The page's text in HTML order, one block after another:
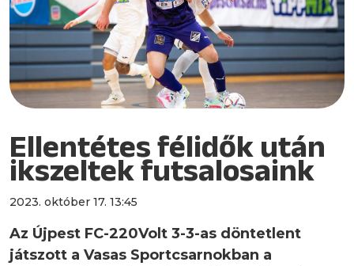
Ellentétes félidők után
ikszeltek futsalosaink
2023. október 17. 13:45
Az Újpest FC-220Volt 3-3-as döntetlent
játszott a Vasas Sportcsarnokban a